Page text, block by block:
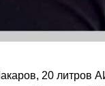
20 литров